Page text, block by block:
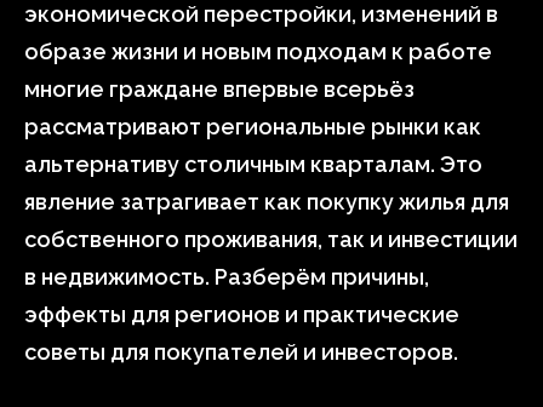
экономической перестройки, изменений в
образе жизни и новым подходам к работе
многие граждане впервые всерьёз
рассматривают региональные рынки как
альтернативу столичным кварталам. Это
явление затрагивает как покупку жилья для
собственного проживания, так и инвестиции
в недвижимость. Разберём причины,
эффекты для регионов и практические
советы для покупателей и инвесторов.